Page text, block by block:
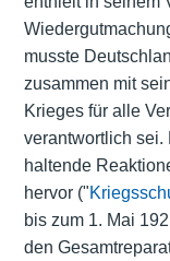
musste
zusammen mit
Krieges für alle
verantwortlich sei.
haltende
hervor ("
bis zum 1. Mai
den